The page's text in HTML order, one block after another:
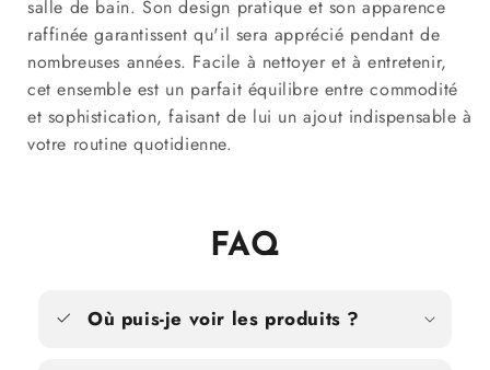
salle de bain. Son design pratique et son apparence
raffinée garantissent qu'il sera apprécié pendant de
nombreuses années. Facile à nettoyer et à entretenir,
cet ensemble est un parfait équilibre entre commodité
et sophistication, faisant de lui un ajout indispensable à
votre routine quotidienne.
FAQ
Où puis-je voir les produits ?